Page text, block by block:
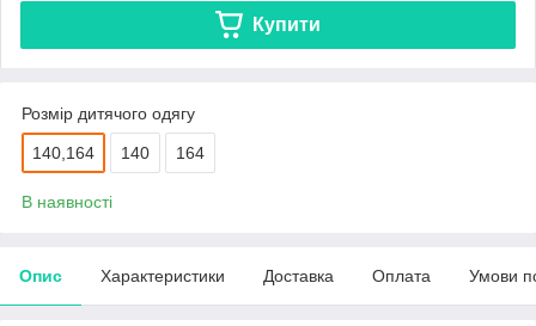
Купити
Розмір дитячого одягу
140,164 140 164
В наявності
Опис Характеристики Доставка Оплата Умови